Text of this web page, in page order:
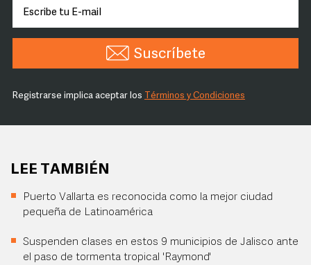
Suscríbete
Registrarse implica aceptar los Términos y Condiciones
LEE TAMBIÉN
Puerto Vallarta es reconocida como la mejor ciudad
pequeña de Latinoamérica
Suspenden clases en estos 9 municipios de Jalisco ante
el paso de tormenta tropical 'Raymond'